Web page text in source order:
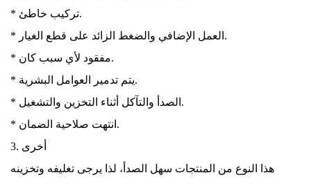
* تركيب خاطئ.
* العمل الإضافي والضغط الزائد على قطع الغيار.
* مفقود لأي سبب كان.
* يتم تدمير العوامل البشرية.
* الصدأ والتآكل أثناء التخزين والتشغيل.
* انتهت صلاحية الضمان.
3. أخرى
هذا النوع من المنتجات سهل الصدأ، لذا يرجى تغليفه وتخزينه